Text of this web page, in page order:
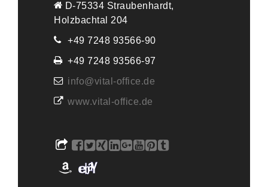
D-75334 Straubenhardt,
Holzbachtal 204
+49 7248 93566-90
+49 7248 93566-97
info@vital-office.de
www.vital-office.de